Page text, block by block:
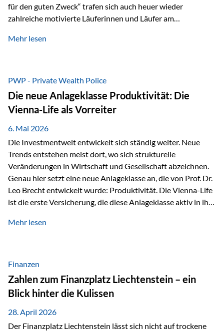
für den guten Zweck“ trafen sich auch heuer wieder
zahlreiche motivierte Läuferinnen und Läufer am
Höchstleistungen für einen guten Zweck zu erbringen. Mit
Mäder gesammelt werden konnten. Die anspruchsvolle
Strecke mit rund 4,8 Kilometern und 680 Höhenmetern
stellte die Teilnehmerinnen und Teilnehmer vor eine
sportliche Herausforderung. Doch…
Mehr lesen
PWP - Private Wealth Police
Die neue Anlageklasse Produktivität: Die
Vienna-Life als Vorreiter
6. Mai 2026
Die Investmentwelt entwickelt sich ständig weiter. Neue
Trends entstehen meist dort, wo sich strukturelle
Veränderungen in Wirtschaft und Gesellschaft abzeichnen.
Genau hier setzt eine neue Anlageklasse an, die von Prof. Dr.
Leo Brecht entwickelt wurde: Produktivität. Die Vienna-Life
ist die erste Versicherung, die diese Anlageklasse aktiv in ihre
Vorreiter. Warum auf das Thema Produktivität setzen? Die
Wirtschaftswachstum, verändern die Spielregeln für
Investoren. Produktivität adressiert genau diese
Herausforderungen, da wirtschaftliches Wachstum
langfristig durch Produktivitätssteigerung entsteht, also
durch die Fähigkeit von Unternehmen, mehr…
Mehr lesen
Finanzen
Zahlen zum Finanzplatz Liechtenstein – ein
Blick hinter die Kulissen
28. April 2026
Der Finanzplatz Liechtenstein lässt sich nicht auf trockene